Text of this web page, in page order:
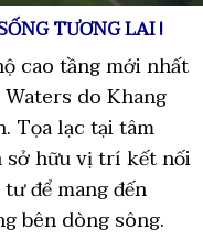
TƯƠNG LAI !
cao tầng mới nhất
do Khang
Tọa lạc tại tâm
sở hữu vị trí kết nối
để mang đến
bên dòng sông.